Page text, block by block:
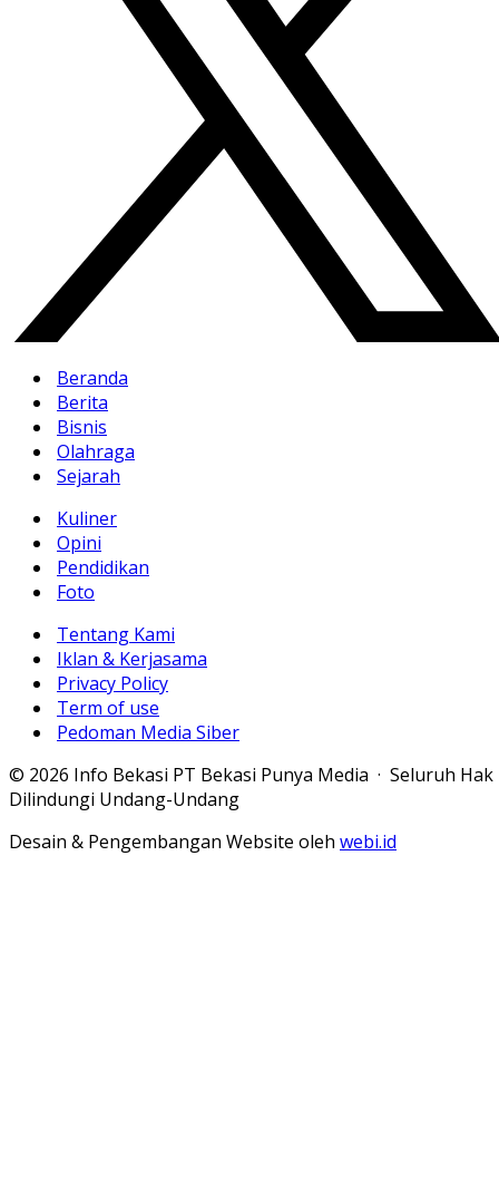
Beranda
Berita
Bisnis
Olahraga
Sejarah
Kuliner
Opini
Pendidikan
Foto
Tentang Kami
Iklan & Kerjasama
Privacy Policy
Term of use
Pedoman Media Siber
© 2026 Info Bekasi PT Bekasi Punya Media · Seluruh Hak
Dilindungi Undang-Undang
Desain & Pengembangan Website oleh webi.id